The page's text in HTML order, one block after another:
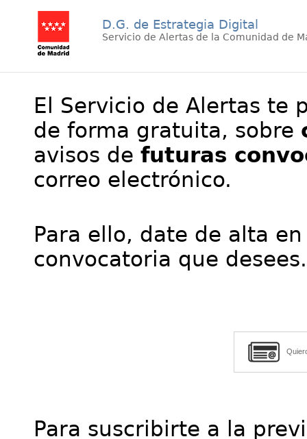
D.G. de Estrategia Digital
Servicio de Alertas de la Comunidad de
El Servicio de Alertas te
de forma gratuita, sobre
avisos de futuras
correo electrónico.
Para ello, date de alta
convocatoria que desees.
Para suscribirte a la